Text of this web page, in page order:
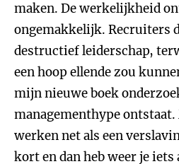
maken. De werkelijkheid
ongemakkelijk. Recruiters
destructief leiderschap,
een hoop ellende zou
mijn nieuwe boek
managementhype
werken net als een
kort en dan heb weer je iets